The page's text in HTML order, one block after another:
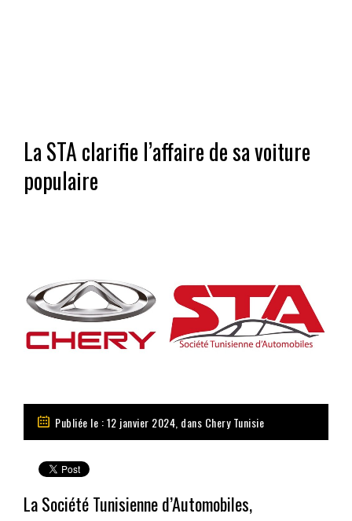
La STA clarifie l’affaire de sa voiture
populaire
Publiée le : 12 janvier 2024, dans Chery Tunisie
La Société Tunisienne d’Automobiles,